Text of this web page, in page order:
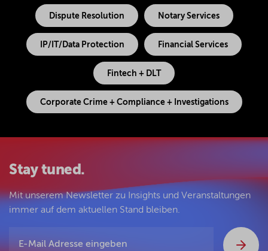
Dispute Resolution Notary Services
IP/IT/Data Protection Financial Services
Fintech + DLT
Corporate Crime + Compliance + Investigations
Stay tuned.
Mit unserem Newsletter zu Insights und Veranstaltungen
immer auf dem aktuellen Stand bleiben.